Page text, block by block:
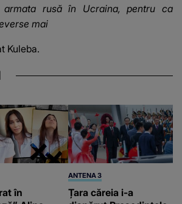
rusă în Ucraina, pentru ca
mai
Kuleba.
în
ANTENA 3
Țara căreia i-a